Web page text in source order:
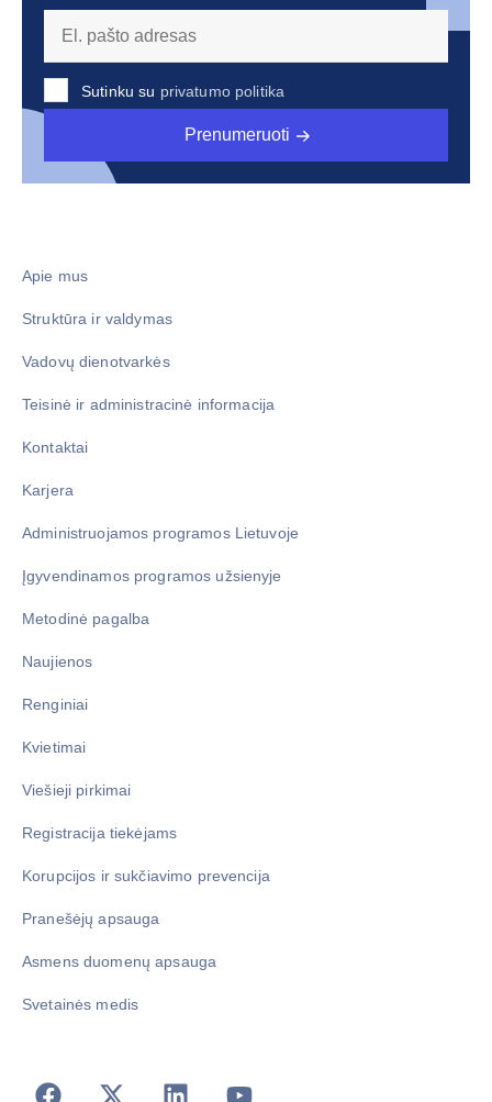
Sutinku su privatumo politika
Prenumeruoti
Apie mus
Struktūra ir valdymas
Vadovų dienotvarkės
Teisinė ir administracinė informacija
Kontaktai
Karjera
Administruojamos programos Lietuvoje
Įgyvendinamos programos užsienyje
Metodinė pagalba
Naujienos
Renginiai
Kvietimai
Viešieji pirkimai
Registracija tiekėjams
Korupcijos ir sukčiavimo prevencija
Pranešėjų apsauga
Asmens duomenų apsauga
Svetainės medis